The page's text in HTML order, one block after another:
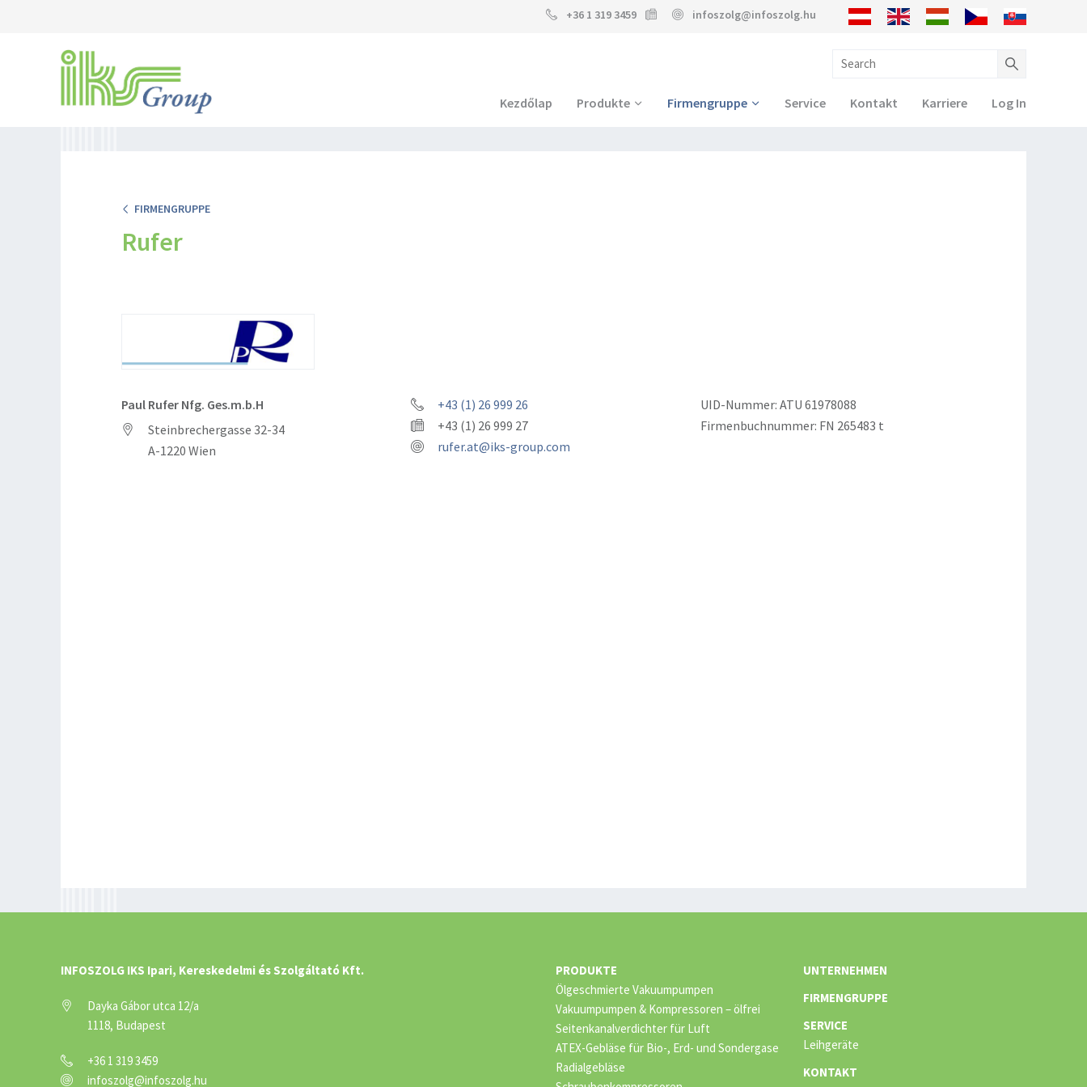
+36 1 319 3459 infoszolg@infoszolg.hu
Kezdőlap Produkte Firmengruppe Service Kontakt Karriere Log In
FIRMENGRUPPE
Rufer
Paul Rufer Nfg. Ges.m.b.H
Steinbrechergasse 32-34
A-1220 Wien
+43 (1) 26 999 26
+43 (1) 26 999 27
rufer.at@iks-group.com
UID-Nummer: ATU 61978088
Firmenbuchnummer: FN 265483 t
INFOSZOLG IKS Ipari, Kereskedelmi és Szolgáltató Kft.
Dayka Gábor utca 12/a
1118, Budapest
+36 1 319 3459
infoszolg@infoszolg.hu
PRODUKTE
Ölgeschmierte Vakuumpumpen
Vakuumpumpen & Kompressoren – ölfrei
Seitenkanalverdichter für Luft
ATEX-Gebläse für Bio-, Erd- und Sondergase
Radialgebläse
UNTERNEHMEN
FIRMENGRUPPE
SERVICE
Leihgeräte
KONTAKT